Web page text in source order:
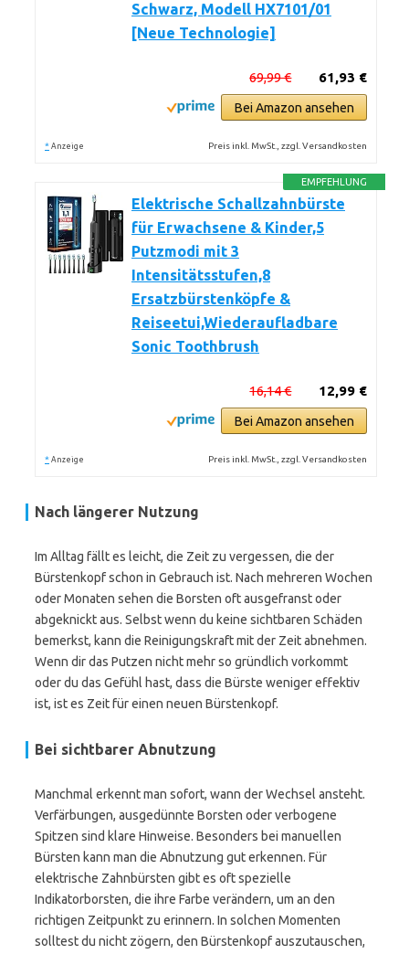
Schwarz, Modell HX7101/01
[Neue Technologie]
61,93 €
69,99 €
Bei Amazon ansehen
* Anzeige Preis inkl. MwSt., zzgl. Versandkosten
EMPFEHLUNG
Elektrische Schallzahnbürste
für Erwachsene & Kinder,5
Putzmodi mit 3
Intensitätsstufen,8
Ersatzbürstenköpfe &
Reiseetui,Wiederaufladbare
Sonic Toothbrush
12,99 €
16,14 €
Bei Amazon ansehen
* Anzeige Preis inkl. MwSt., zzgl. Versandkosten
Nach längerer Nutzung
Im Alltag fällt es leicht, die Zeit zu vergessen, die der
Bürstenkopf schon in Gebrauch ist. Nach mehreren Wochen
oder Monaten sehen die Borsten oft ausgefranst oder
abgeknickt aus. Selbst wenn du keine sichtbaren Schäden
bemerkst, kann die Reinigungskraft mit der Zeit abnehmen.
Wenn dir das Putzen nicht mehr so gründlich vorkommt
oder du das Gefühl hast, dass die Bürste weniger effektiv
ist, ist es Zeit für einen neuen Bürstenkopf.
Bei sichtbarer Abnutzung
Manchmal erkennt man sofort, wann der Wechsel ansteht.
Verfärbungen, ausgedünnte Borsten oder verbogene
Spitzen sind klare Hinweise. Besonders bei manuellen
Bürsten kann man die Abnutzung gut erkennen. Für
elektrische Zahnbürsten gibt es oft spezielle
Indikatorborsten, die ihre Farbe verändern, um an den
richtigen Zeitpunkt zu erinnern. In solchen Momenten
solltest du nicht zögern, den Bürstenkopf auszutauschen,